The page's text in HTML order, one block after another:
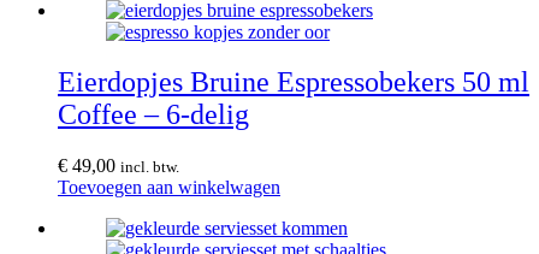
Eierdopjes Bruine Espressobekers 50 ml
Coffee – 6-delig
€ 49,00 incl. btw.
Toevoegen aan winkelwagen